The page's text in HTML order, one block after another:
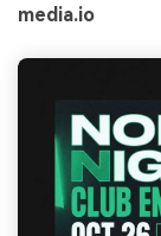
media.io